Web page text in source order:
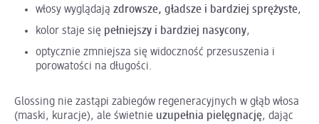
włosy wyglądają zdrowsze, gładsze i bardziej sprężyste,
kolor staje się pełniejszy i bardziej nasycony,
optycznie zmniejsza się widoczność przesuszenia i
porowatości na długości.
Glossing nie zastąpi zabiegów regeneracyjnych w głąb włosa
(maski, kuracje), ale świetnie uzupełnia pielęgnację, dając